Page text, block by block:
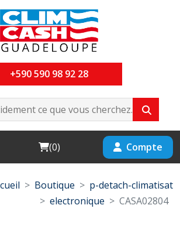
+590 590 98 92 28
Cart
(0) Compte
Boutique
p-detach-climatisat
electronique
CASA02804